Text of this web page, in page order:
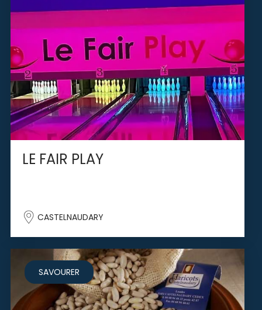
LE FAIR PLAY
CASTELNAUDARY
SAVOURER